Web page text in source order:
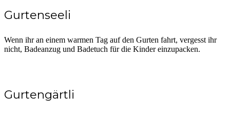
Gurtenseeli
Wenn ihr an einem warmen Tag auf den Gurten fahrt, vergesst ihr
nicht, Badeanzug und Badetuch für die Kinder einzupacken.
Gurtengärtli